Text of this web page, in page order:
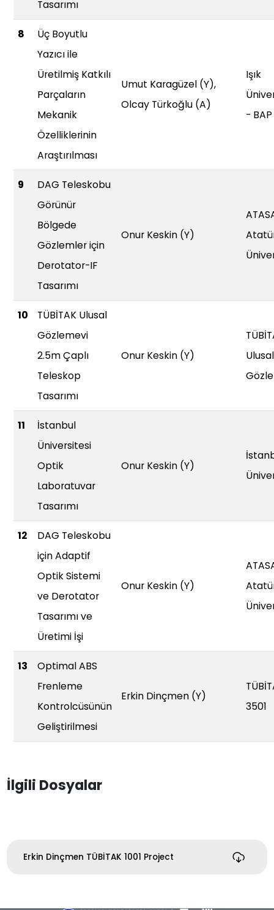
Tasarımı
8
Üç Boyutlu
Yazıcı ile
Üretilmiş Katkılı
Parçaların
Mekanik
Özelliklerinin
Araştırılması
Umut Karagüzel (Y),
Olcay Türkoğlu (A)
Işık
- BAP
9
DAG Teleskobu
Görünür
Bölgede
Gözlemler için
Derotator-IF
Tasarımı
Onur Keskin (Y)
10
TÜBİTAK Ulusal
Gözlemevi
2.5m Çaplı
Teleskop
Tasarımı
Onur Keskin (Y)
Ulusal
11
İstanbul
Üniversitesi
Optik
Laboratuvar
Tasarımı
Onur Keskin (Y)
12
DAG Teleskobu
için Adaptif
Optik Sistemi
ve Derotator
Tasarımı ve
Üretimi İşi
Onur Keskin (Y)
13
Optimal ABS
Frenleme
Kontrolcüsünün
Geliştirilmesi
Erkin Dinçmen (Y)
3501
İlgili Dosyalar
Erkin Dinçmen TÜBİTAK 1001 Project